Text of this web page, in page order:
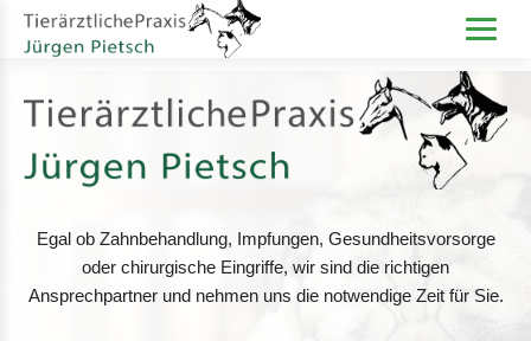
Egal ob Zahnbehandlung, Impfungen, Gesundheitsvorsorge
oder chirurgische Eingriffe, wir sind die richtigen
Ansprechpartner und nehmen uns die notwendige Zeit für Sie.